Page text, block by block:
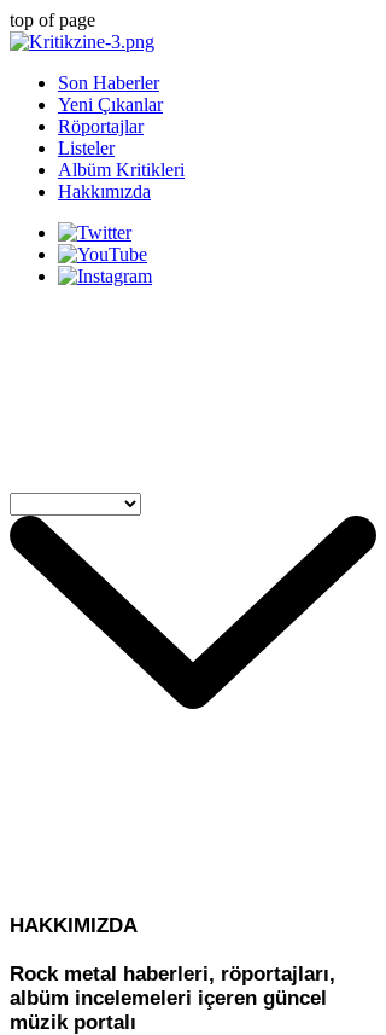
top of page
Son Haberler
Yeni Çıkanlar
Röportajlar
Listeler
Albüm Kritikleri
Hakkımızda
HAKKIMIZDA
Rock metal haberleri, röportajları,
albüm incelemeleri içeren güncel
müzik portalı